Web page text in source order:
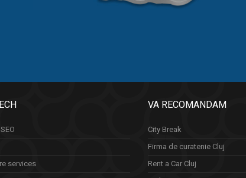
services
VA RECOMANDAM
City Break
Firma de curatenie Cluj
Rent a Car Cluj